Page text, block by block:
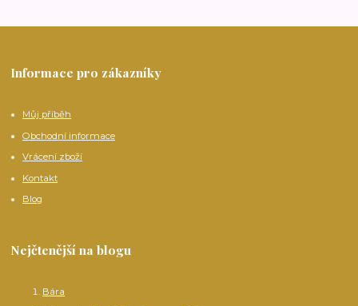
Informace pro zákazníky
Můj příběh
Obchodní informace
Vrácení zboží
Kontakt
Blog
Nejčtenější na blogu
Bára